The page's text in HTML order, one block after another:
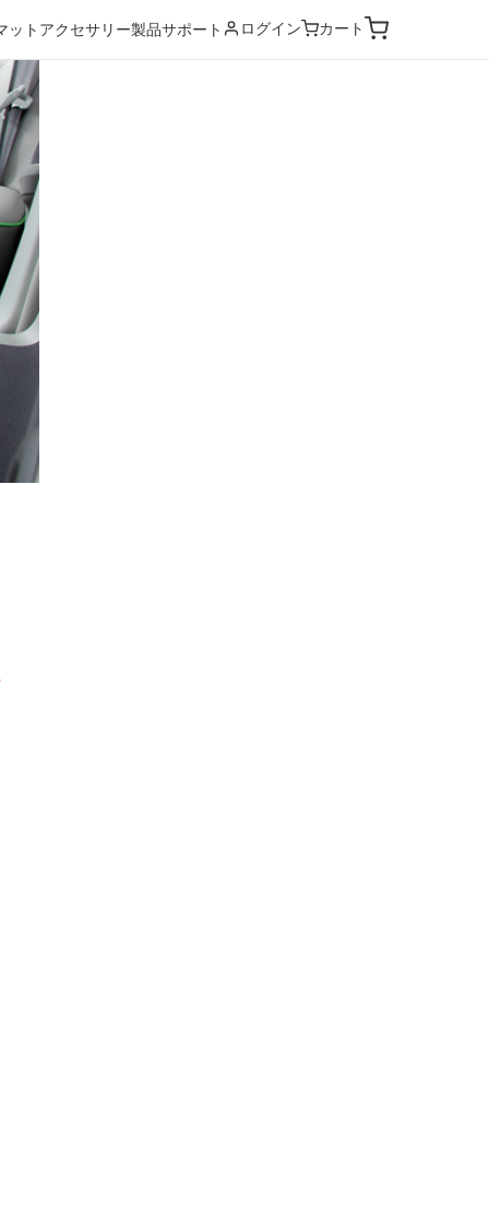
ット アクセサリー製品サポート ログイン カート